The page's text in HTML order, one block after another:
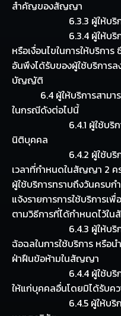
สำคัญของสัญญา
6.3.3 ผู้ให้บริการต
6.3.4 ผู้ให้บริการเ
หรือเงื่อนไขในการให้บริกา
อันพึงได้รับของผู้ใช้บริการ
บัญญัติ
6.4 ผู้ให้บริการสามาร
ในกรณีดังต่อไปนี้
6.4.1 ผู้ใช้บริการถึง
นิติบุคคล
6.4.2 ผู้ใช้บริการผิด
เวลาที่กำหนดในสัญญา 2 ค
ผู้ใช้บริการทราบถึงวันครบ
แจ้งรายการการใช้บริการเ
ตามวิธีการที่ได้กำหนดไว้ใ
6.4.3 ผู้ให้บริการพิสู
ฉ้อฉลในการใช้บริการ หรือ
ฝ่าฝืนข้อห้ามในสัญญา
6.4.4 ผู้ใช้บริการโ
ให้แก่บุคคลอื่นโดยมิได้รับค
6.4.5 ผู้ให้บริการไม่